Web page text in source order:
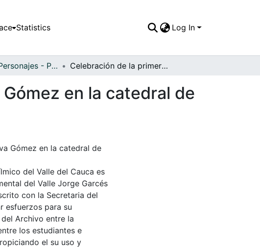
Statistics Log In
APFFVC - Personajes - Patrimonial Celebración de la primera comunión de Eva Gómez en la catedral de Manizalez
en la catedral de
Gómez en la catedral de
del Valle del Cauca es
del Valle Jorge Garcés
con la Secretaria del
esfuerzos para su
Archivo entre la
los estudiantes e
el su uso y